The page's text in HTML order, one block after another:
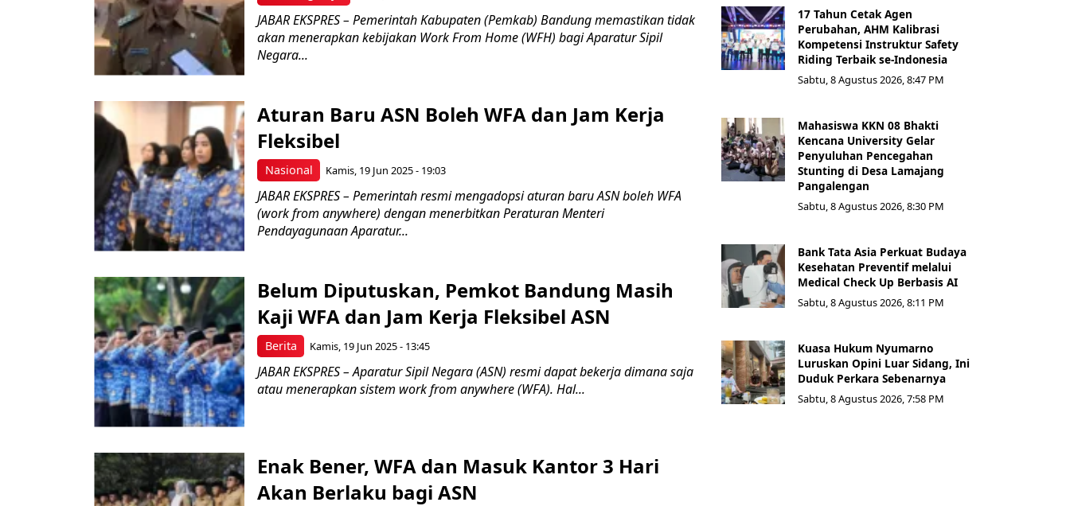
JABAR EKSPRES – Pemerintah Kabupaten (Pemkab) Bandung memastikan tidak
akan menerapkan kebijakan Work From Home (WFH) bagi Aparatur Sipil
Negara...
Nasional
Aturan Baru ASN Boleh WFA dan Jam Kerja
Fleksibel
Kamis, 19 Jun 2025 - 19:03
JABAR EKSPRES – Pemerintah resmi mengadopsi aturan baru ASN boleh WFA
(work from anywhere) dengan menerbitkan Peraturan Menteri
Pendayagunaan Aparatur...
Berita
Belum Diputuskan, Pemkot Bandung Masih
Kaji WFA dan Jam Kerja Fleksibel ASN
Kamis, 19 Jun 2025 - 13:45
JABAR EKSPRES – Aparatur Sipil Negara (ASN) resmi dapat bekerja dimana saja
atau menerapkan sistem work from anywhere (WFA). Hal...
Enak Bener, WFA dan Masuk Kantor 3 Hari
Akan Berlaku bagi ASN
17 Tahun Cetak Agen
Perubahan, AHM Kalibrasi
Kompetensi Instruktur Safety
Riding Terbaik se-Indonesia
Sabtu, 8 Agustus 2026, 8:47 PM
Mahasiswa KKN 08 Bhakti
Kencana University Gelar
Penyuluhan Pencegahan
Stunting di Desa Lamajang
Pangalengan
Sabtu, 8 Agustus 2026, 8:30 PM
Bank Tata Asia Perkuat Budaya
Kesehatan Preventif melalui
Medical Check Up Berbasis AI
Sabtu, 8 Agustus 2026, 8:11 PM
Kuasa Hukum Nyumarno
Luruskan Opini Luar Sidang, Ini
Duduk Perkara Sebenarnya ​
Sabtu, 8 Agustus 2026, 7:58 PM